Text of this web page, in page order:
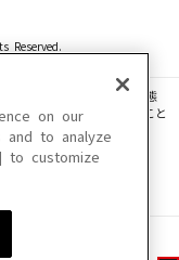
Reserved.
画・音声等を、手段や形態
載、ファイル化などすること
合があります。
があります。
on our
and to analyze
to customize